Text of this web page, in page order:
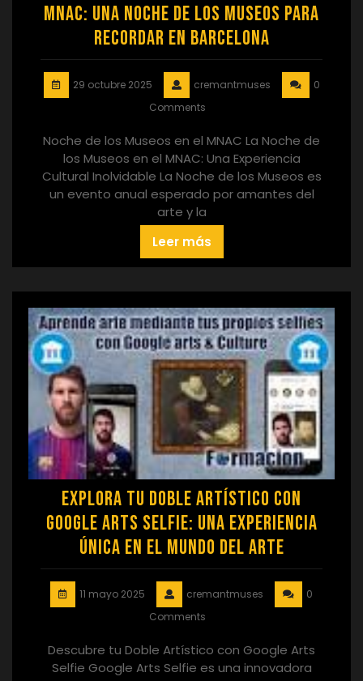
MNAC: Una Noche de los Museos para
Recordar en Barcelona
29 octubre 2025 cremantmuses
0
Comments
Noche de los Museos en el MNAC La Noche de
los Museos en el MNAC: Una Experiencia
Cultural Inolvidable La Noche de los Museos es
un evento anual esperado por amantes del
arte y la
Leer más
Explora tu Doble Artístico con
Google Arts Selfie: Una Experiencia
Única en el Mundo del Arte
11 mayo 2025 cremantmuses
0
Comments
Descubre tu Doble Artístico con Google Arts
Selfie Google Arts Selfie es una innovadora